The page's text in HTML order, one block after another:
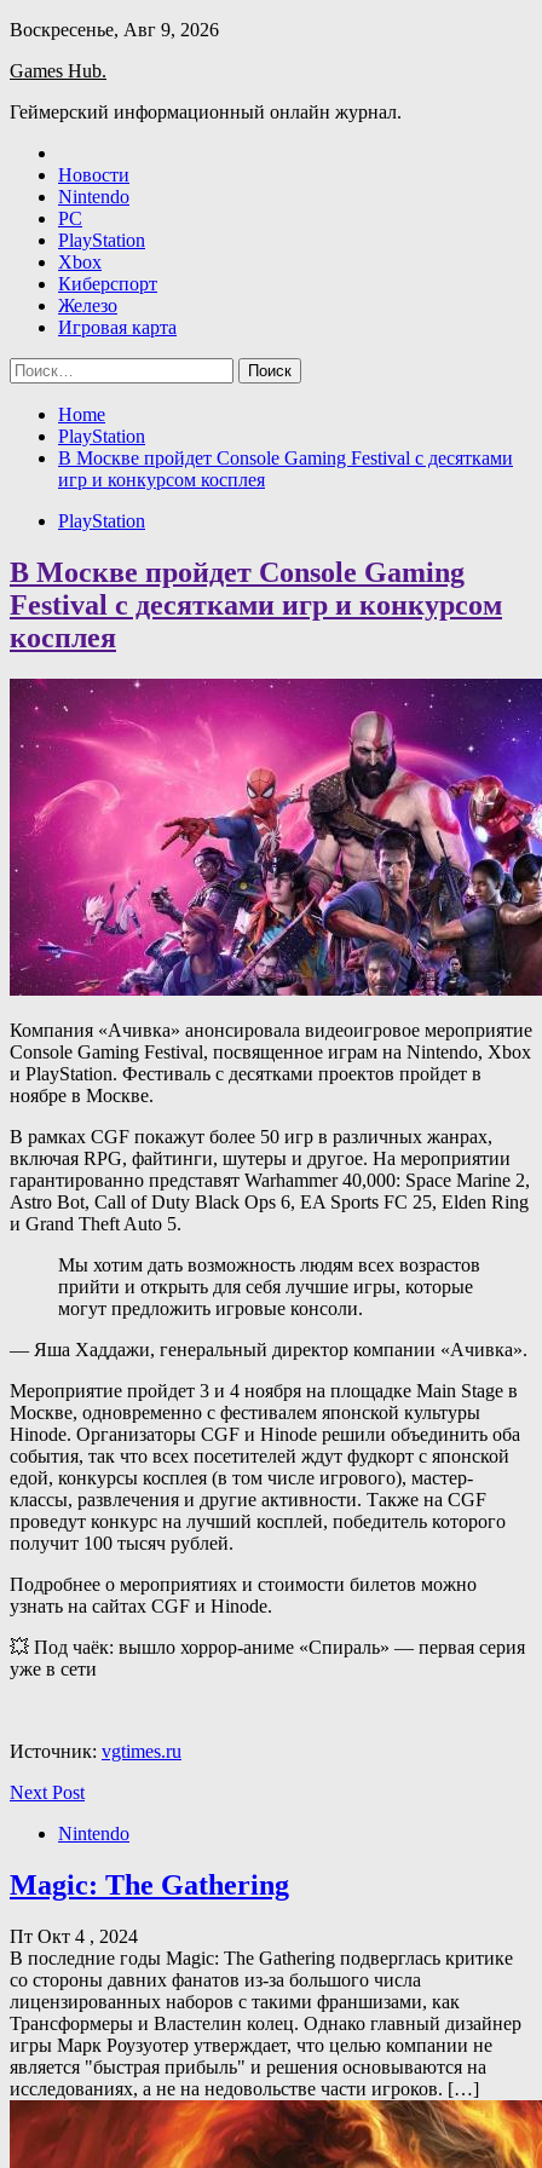
Skip
content
Воскресенье, Авг 9, 2026
Games Hub.
Геймерский информационный онлайн журнал.
Новости
Nintendo
PC
PlayStation
Xbox
Киберспорт
Железо
Игровая карта
Найти:
Home
PlayStation
В Москве пройдет Console Gaming Festival с десятками
игр и конкурсом косплея
PlayStation
В Москве пройдет Console Gaming
Festival с десятками игр и конкурсом
косплея
Компания «Ачивка» анонсировала видеоигровое мероприятие
Console Gaming Festival, посвященное играм на Nintendo, Xbox
и PlayStation. Фестиваль с десятками проектов пройдет в
ноябре в Москве.
В рамках CGF покажут более 50 игр в различных жанрах,
включая RPG, файтинги, шутеры и другое. На мероприятии
гарантированно представят Warhammer 40,000: Space Marine 2,
Astro Bot, Call of Duty Black Ops 6, EA Sports FC 25, Elden Ring
и Grand Theft Auto 5.
Мы хотим дать возможность людям всех возрастов
прийти и открыть для себя лучшие игры, которые
могут предложить игровые консоли.
— Яша Хаддажи, генеральный директор компании «Ачивка».
Мероприятие пройдет 3 и 4 ноября на площадке Main Stage в
Москве, одновременно с фестивалем японской культуры
Hinode. Организаторы CGF и Hinode решили объединить оба
события, так что всех посетителей ждут фудкорт с японской
едой, конкурсы косплея (в том числе игрового), мастер-
классы, развлечения и другие активности. Также на CGF
проведут конкурс на лучший косплей, победитель которого
получит 100 тысяч рублей.
Подробнее о мероприятиях и стоимости билетов можно
узнать на сайтах CGF и Hinode.
💥 Под чаёк: вышло хоррор-аниме «Спираль» — первая серия
уже в сети
Источник: vgtimes.ru
Next Post
Nintendo
Magic: The Gathering
Пт Окт 4 , 2024
В последние годы Magic: The Gathering подверглась критике
со стороны давних фанатов из-за большого числа
лицензированных наборов с такими франшизами, как
Трансформеры и Властелин колец. Однако главный дизайнер
игры Марк Роузуотер утверждает, что целью компании не
является "быстрая прибыль" и решения основываются на
исследованиях, а не на недовольстве части игроков. […]